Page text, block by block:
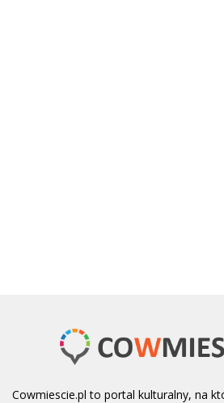
Cowmiescie.pl to portal kulturalny, na